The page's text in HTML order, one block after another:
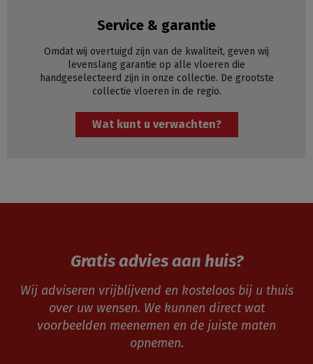
Service & garantie
Omdat wij overtuigd zijn van de kwaliteit, geven wij
levenslang garantie op alle vloeren die
handgeselecteerd zijn in onze collectie. De grootste
collectie vloeren in de regio.
Wat kunt u verwachten?
Gratis advies aan huis?
Wij adviseren vrijblijvend en kosteloos bij u thuis
over uw wensen. We kunnen direct wat
voorbeelden meenemen en de juiste maten
opnemen.